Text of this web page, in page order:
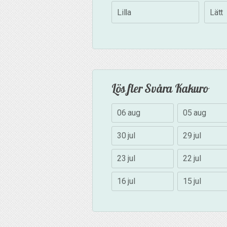
Lilla Lätt
Lös fler Svåra Kakuro
06 aug 05 aug
30 jul 29 jul
23 jul 22 jul
16 jul 15 jul